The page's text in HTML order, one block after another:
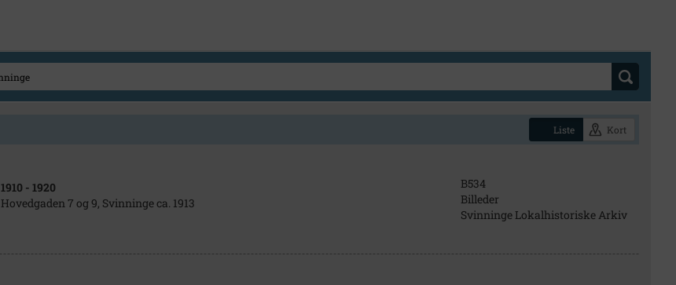
Liste Kort
1910 - 1920
Hovedgaden 7 og 9, Svinninge ca. 1913
B534
Billeder
Svinninge Lokalhistoriske Arkiv